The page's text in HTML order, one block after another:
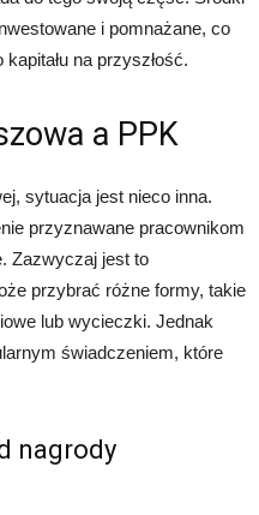
i pomnażane, co
na przyszłość.
a PPK
sytuacja jest nieco inna.
przyznawane pracownikom
Zazwyczaj jest to
przybrać różne formy, takie
lub wycieczki. Jednak
świadczeniem, które
nagrody